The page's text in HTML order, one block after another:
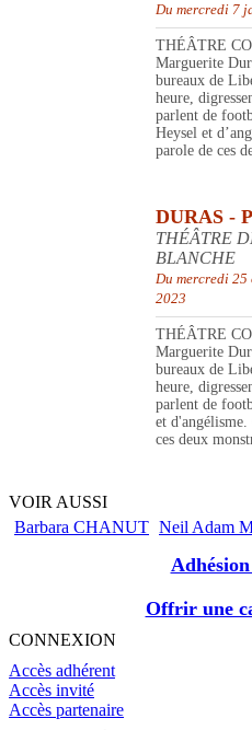
Du mercredi 7
THÉÂTRE
Marguerite
bureaux de
heure,
parlent de
Heysel et
parole de ces
DURAS -
THÉÂTRE
BLANCHE
Du mercredi 25
2023
THÉÂTRE
Marguerite
bureaux de
heure,
parlent de
et d'angélisme.
ces deux
VOIR AUSSI
Barbara CHANUT Neil Adam
Offrir une
CONNEXION
Accès adhérent
Accès invité
Accès partenaire